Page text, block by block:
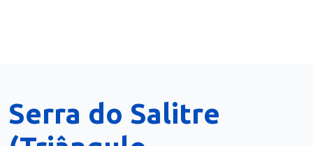
Serra do Salitre